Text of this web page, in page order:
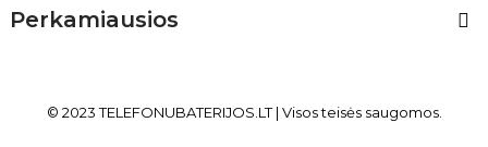
Perkamiausios 
© 2023 TELEFONUBATERIJOS .LT| Visos teisės saugomos.